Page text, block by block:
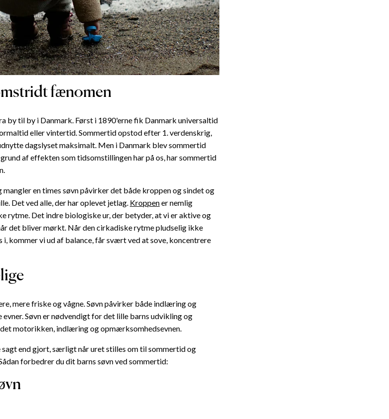
fænomen
by til by i Danmark. Først i 1890'erne fik Danmark universaltid
eller vintertid. Sommertid opstod efter 1. verdenskrig,
dagslyset maksimalt. Men i Danmark blev sommertid
af effekten som tidsomstillingen har på os, har sommertid
en times søvn påvirker det både kroppen og sindet og
Det ved alle, der har oplevet jetlag. Kroppener nemlig
rytme. Det indre biologiske ur, der betyder, at vi er aktive og
det bliver mørkt. Når den cirkadiske rytme pludselig ikke
i, kommer vi ud af balance, får svært ved at sove, koncentrere
mere friske og vågne. Søvn påvirker både indlæring og
Søvn er nødvendigt for det lille barns udvikling og
motorikken, indlæring og opmærksomhedsevnen.
end gjort, særligt når uret stilles om til sommertid og
forbedrer du dit barns søvn ved sommertid: